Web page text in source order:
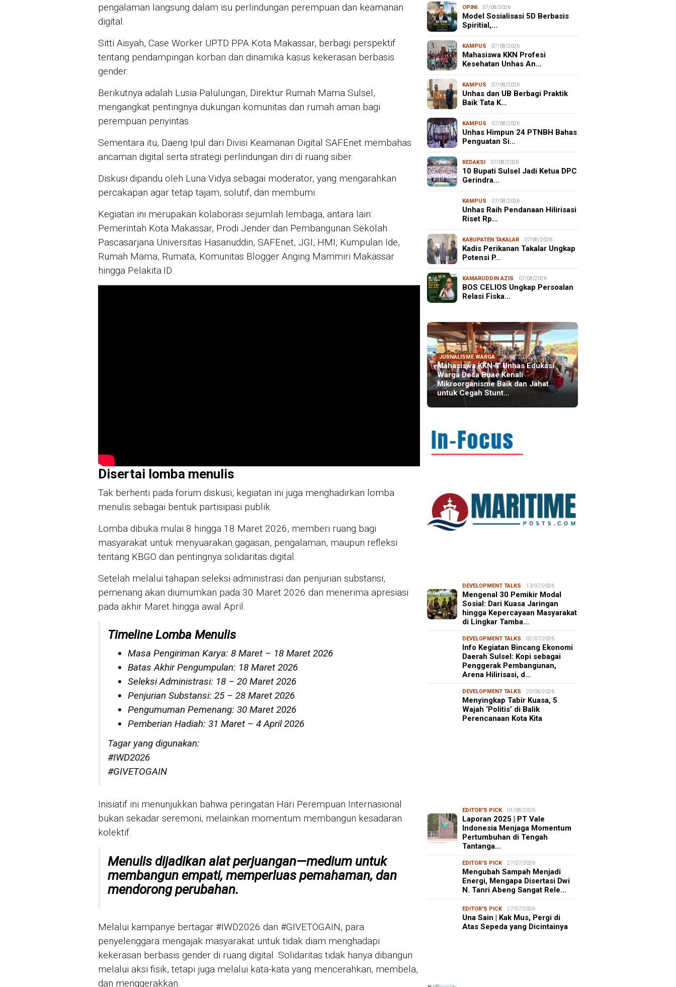
pengalaman langsung dalam isu perlindungan perempuan dan keamanan
digital.
Sitti Aisyah, Case Worker UPTD PPA Kota Makassar, berbagi perspektif
tentang pendampingan korban dan dinamika kasus kekerasan berbasis
gender.
Berikutnya adalah Lusia Palulungan, Direktur Rumah Mama Sulsel,
mengangkat pentingnya dukungan komunitas dan rumah aman bagi
perempuan penyintas.
Sementara itu, Daeng Ipul dari Divisi Keamanan Digital SAFEnet membahas
ancaman digital serta strategi perlindungan diri di ruang siber.
Diskusi dipandu oleh Luna Vidya sebagai moderator, yang mengarahkan
percakapan agar tetap tajam, solutif, dan membumi.
Kegiatan ini merupakan kolaborasi sejumlah lembaga, antara lain:
Pemerintah Kota Makassar, Prodi Jender dan Pembangunan Sekolah
Pascasarjana Universitas Hasanuddin, SAFEnet, JGI, HMI, Kumpulan Ide,
Rumah Mama, Rumata, Komunitas Blogger Anging Mammiri Makassar
hingga Pelakita.ID.
Disertai lomba menulis
Tak berhenti pada forum diskusi, kegiatan ini juga menghadirkan lomba
menulis sebagai bentuk partisipasi publik.
Lomba dibuka mulai 8 hingga 18 Maret 2026, memberi ruang bagi
masyarakat untuk menyuarakan gagasan, pengalaman, maupun refleksi
tentang KBGO dan pentingnya solidaritas digital.
Setelah melalui tahapan seleksi administrasi dan penjurian substansi,
pemenang akan diumumkan pada 30 Maret 2026 dan menerima apresiasi
pada akhir Maret hingga awal April.
Timeline Lomba Menulis
Masa Pengiriman Karya: 8 Maret – 18 Maret 2026
Batas Akhir Pengumpulan: 18 Maret 2026
Seleksi Administrasi: 18 – 20 Maret 2026
Penjurian Substansi: 25 – 28 Maret 2026
Pengumuman Pemenang: 30 Maret 2026
Pemberian Hadiah: 31 Maret – 4 April 2026
Tagar yang digunakan:
#IWD2026
#GIVETOGAIN
Inisiatif ini menunjukkan bahwa peringatan Hari Perempuan Internasional
bukan sekadar seremoni, melainkan momentum membangun kesadaran
kolektif.
Menulis dijadikan alat perjuangan—medium untuk
membangun empati, memperluas pemahaman, dan
mendorong perubahan.
Melalui kampanye bertagar #IWD2026 dan #GIVETOGAIN, para
penyelenggara mengajak masyarakat untuk tidak diam menghadapi
kekerasan berbasis gender di ruang digital. Solidaritas tidak hanya dibangun
melalui aksi fisik, tetapi juga melalui kata-kata yang mencerahkan, membela,
dan menggerakkan.
OPINI 07/08/2026
Model Sosialisasi 5D Berbasis
Spiritial,…
KAMPUS 07/08/2026
Mahasiswa KKN Profesi
Kesehatan Unhas An…
KAMPUS 07/08/2026
Unhas dan UB Berbagi Praktik
Baik Tata K…
KAMPUS 07/08/2026
Unhas Himpun 24 PTNBH Bahas
Penguatan Si…
REDAKSI 07/08/2026
10 Bupati Sulsel Jadi Ketua DPC
Gerindra…
KAMPUS 07/08/2026
Unhas Raih Pendanaan Hilirisasi
Riset Rp…
KABUPATEN TAKALAR 07/08/2026
Kadis Perikanan Takalar Ungkap
Potensi P…
KAMARUDDIN AZIS 07/08/2026
BOS CELIOS Ungkap Persoalan
Relasi Fiska…
JURNALISME WARGA 06/08/2026
Mahasiswa KKN-T Unhas Edukasi
Warga Desa Buae Kenali
Mikroorganisme Baik dan Jahat
untuk Cegah Stunt…
IN FOCUS 06/08/2026
Syamsu Alam, CIDES ICMI:
Perencanaan Pembangunan Semata
DEVELOPMENT TALKS 13/07/2026
Mengenal 30 Pemikir Modal
Sosial: Dari Kuasa Jaringan
hingga Kepercayaan Masyarakat
di Lingkar Tamba…
DEVELOPMENT TALKS 02/07/2026
Info Kegiatan Bincang Ekonomi
Daerah Sulsel: Kopi sebagai
Penggerak Pembangunan,
Arena Hilirisasi, d…
DEVELOPMENT TALKS 20/06/2026
Menyingkap Tabir Kuasa, 5
Wajah ‘Politis’ di Balik
Perencanaan Kota Kita
EDITOR'S PICK 01/08/2026
Laporan 2025 | PT Vale
Indonesia Menjaga Momentum
Pertumbuhan di Tengah
Tantanga…
EDITOR'S PICK 27/07/2026
Mengubah Sampah Menjadi
Energi, Mengapa Disertasi Dwi
N. Tanri Abeng Sangat Rele…
EDITOR'S PICK 27/07/2026
Una Sain | Kak Mus, Pergi di
Atas Sepeda yang Dicintainya